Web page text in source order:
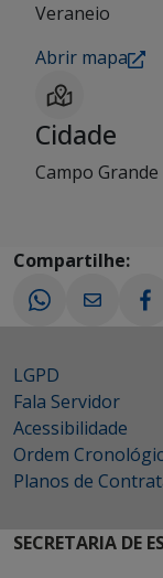
Veraneio
Abrir mapa
Cidade
Campo Grande
Compartilhe:
LGPD
Fala Servidor
Acessibilidade
Ordem
Planos de
SECRETARIA DE